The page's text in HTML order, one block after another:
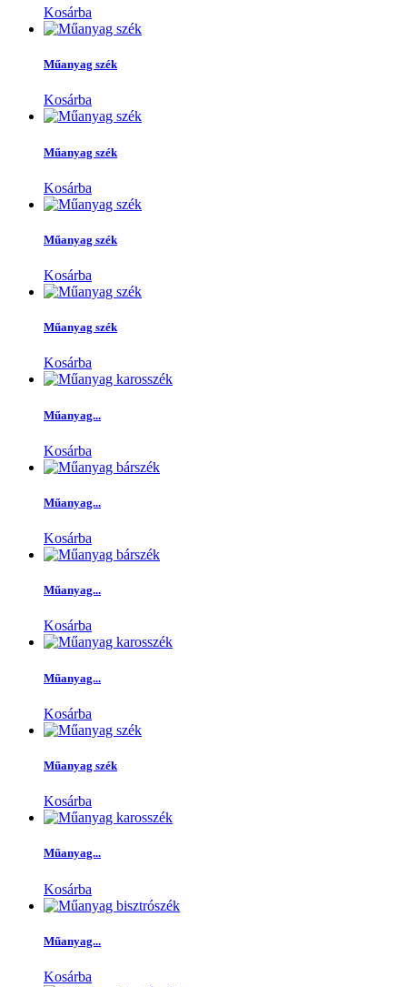
Kosárba
Műanyag szék
Kosárba
Műanyag szék
Kosárba
Műanyag szék
Kosárba
Műanyag szék
Kosárba
Műanyag...
Kosárba
Műanyag...
Kosárba
Műanyag...
Kosárba
Műanyag...
Kosárba
Műanyag szék
Kosárba
Műanyag...
Kosárba
Műanyag...
Kosárba